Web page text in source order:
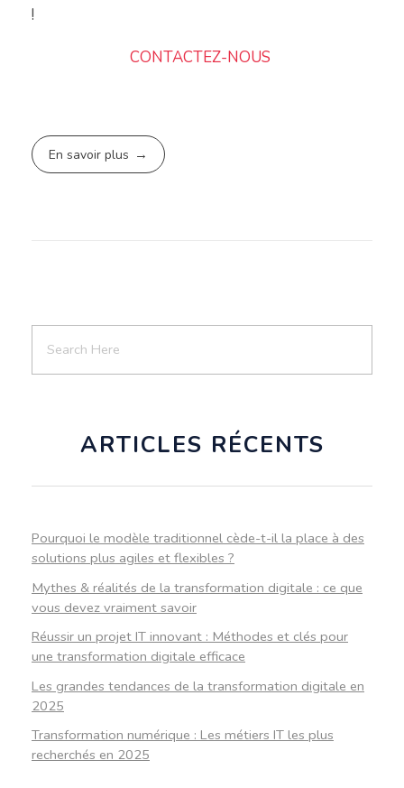
!
CONTACTEZ-NOUS
En savoir plus
ARTICLES RÉCENTS
Pourquoi le modèle traditionnel cède-t-il la place à des
solutions plus agiles et flexibles ?
Mythes & réalités de la transformation digitale : ce que
vous devez vraiment savoir
Réussir un projet IT innovant : Méthodes et clés pour
une transformation digitale efficace
Les grandes tendances de la transformation digitale en
2025
Transformation numérique : Les métiers IT les plus
recherchés en 2025